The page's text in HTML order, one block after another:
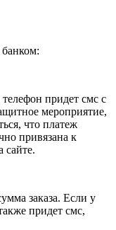
придет смс с
мероприятие,
что платеж
привязана к
сайте.
заказа. Если у
придет смс,